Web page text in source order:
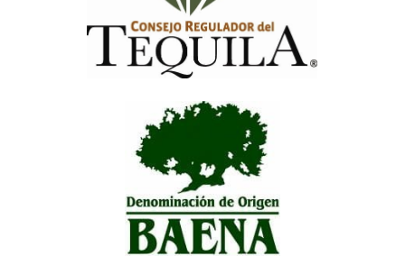
Consejo Regulador Denominación de
Origen Baena